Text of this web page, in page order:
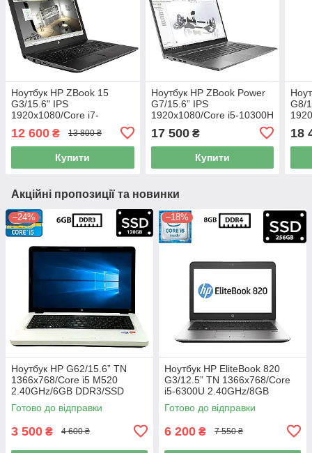
Ноутбук HP ZBook 15
G3/15.6" IPS
1920x1080/Core i7-
DDR4/SSD 256GB/NVIDIA
Quadro M1000M 2GB
Камера Б/В
12 600 ₴ 13 800 ₴
Купити
Ноутбук HP ZBook Power
G7/15.6” IPS
1920x1080/Core i5-10300H
2.50GHz/32GB DDR4/SSD
512GB/UHD Graphics/
Камера Б/В
17 500₴
Купити
G8/
18
Акційні пропозиції та новинки
–24%
Ноутбук HP G62/15.6” TN
1366x768/Core i5 M520
2.40GHz/6GB DDR3/SSD
120GB/Intel HD Graphics/
Камера Б/В
Готово до відправки
3 500 ₴ 4 600 ₴
–18%
Ноутбук HP EliteBook 820
G3/12.5” TN 1366x768/Core
i5-6300U 2.40GHz/8GB
DDR4/SSD 256GB/HD
Graphics 520/Камера Б/В
Готово до відправки
6 200 ₴ 7 550 ₴